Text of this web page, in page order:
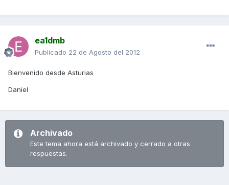
ea1dmb
Publicado 22 de Agosto del 2012
Bienvenido desde Asturias
Daniel
Archivado
Este tema ahora está archivado y cerrado a otras
respuestas.